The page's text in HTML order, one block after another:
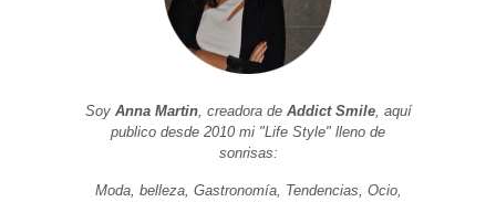
Soy Anna Martin, creadora de Addict Smile, aquí
publico desde 2010 mi "Life Style" lleno de
sonrisas:
Moda, belleza, Gastronomía, Tendencias, Ocio,
base a cómo